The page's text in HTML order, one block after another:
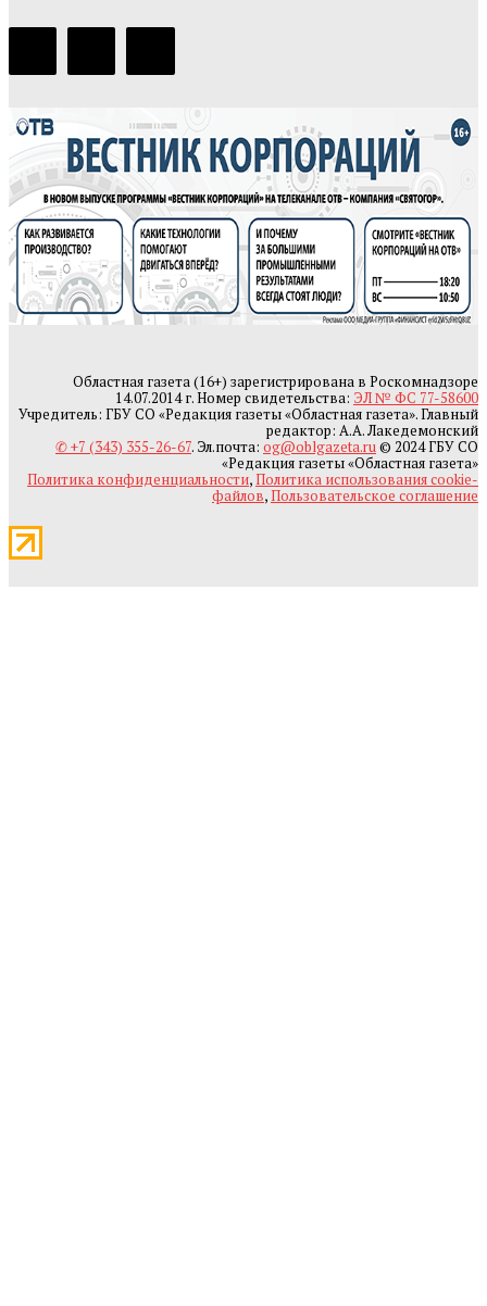
Областная газета (16+) зарегистрирована в Роскомнадзоре
14.07.2014 г. Номер свидетельства: ЭЛ № ФС 77-58600
Учредитель: ГБУ СО «Редакция газеты «Областная газета». Главный
редактор: А.А. Лакедемонский
✆ +7 (343) 355-26-67. Эл.почта: og@oblgazeta.ru© 2024 ГБУ СО
«Редакция газеты «Областная газета»
Политика конфиденциальности,Политика использования cookie-
файлов,Пользовательское соглашение